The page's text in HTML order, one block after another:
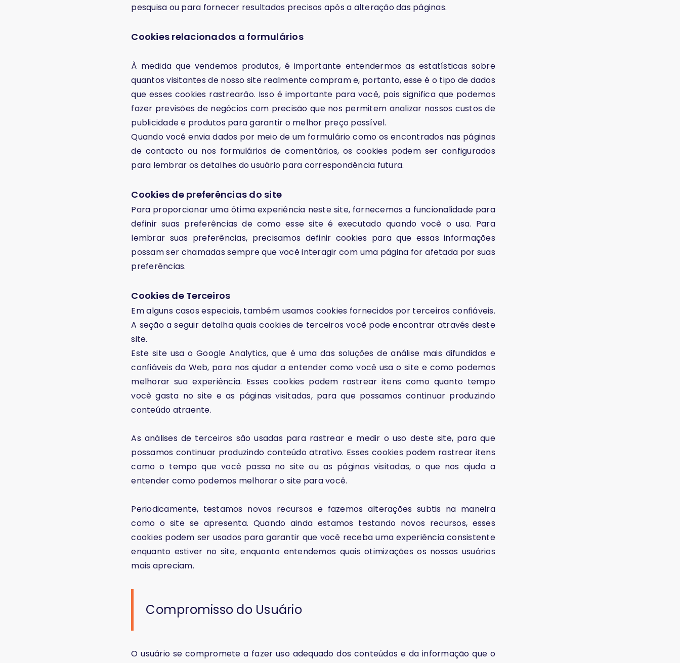
pesquisa ou para fornecer resultados precisos após a alteração das páginas.
Cookies relacionados a formulários
À medida que vendemos produtos, é importante entendermos as estatísticas sobre
quantos visitantes de nosso site realmente compram e, portanto, esse é o tipo de dados
que esses cookies rastrearão. Isso é importante para você, pois significa que podemos
fazer previsões de negócios com precisão que nos permitem analizar nossos custos de
publicidade e produtos para garantir o melhor preço possível.
Quando você envia dados por meio de um formulário como os encontrados nas páginas
de contacto ou nos formulários de comentários, os cookies podem ser configurados
para lembrar os detalhes do usuário para correspondência futura.
Cookies de preferências do site
Para proporcionar uma ótima experiência neste site, fornecemos a funcionalidade para
definir suas preferências de como esse site é executado quando você o usa. Para
lembrar suas preferências, precisamos definir cookies para que essas informações
possam ser chamadas sempre que você interagir com uma página for afetada por suas
preferências.
Cookies de Terceiros
Em alguns casos especiais, também usamos cookies fornecidos por terceiros confiáveis.
A seção a seguir detalha quais cookies de terceiros você pode encontrar através deste
site.
Este site usa o Google Analytics, que é uma das soluções de análise mais difundidas e
confiáveis ​​da Web, para nos ajudar a entender como você usa o site e como podemos
melhorar sua experiência. Esses cookies podem rastrear itens como quanto tempo
você gasta no site e as páginas visitadas, para que possamos continuar produzindo
conteúdo atraente.
As análises de terceiros são usadas para rastrear e medir o uso deste site, para que
possamos continuar produzindo conteúdo atrativo. Esses cookies podem rastrear itens
como o tempo que você passa no site ou as páginas visitadas, o que nos ajuda a
entender como podemos melhorar o site para você.
Periodicamente, testamos novos recursos e fazemos alterações subtis na maneira
como o site se apresenta. Quando ainda estamos testando novos recursos, esses
cookies podem ser usados ​​para garantir que você receba uma experiência consistente
enquanto estiver no site, enquanto entendemos quais otimizações os nossos usuários
mais apreciam.
Compromisso do Usuário
O usuário se compromete a fazer uso adequado dos conteúdos e da informação que o